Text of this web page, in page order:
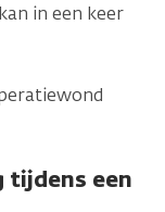
in een keer
tijdens een